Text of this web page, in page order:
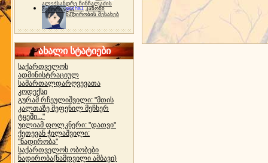
ალექსანდრე ჩინჩალაძის
მემორიალიgocha1 კანონი
ნადირობის შესახებ
ახალი სტატიები
საქართველოს
ადმინისტრაციულ
სამართალდარღვევათა
კოდექსი
გურამ რჩეულიშვილი: "მთის
კალთაზე შეფენილ მეჩხერ
ტყეში..."
უილიამ ფოლკნერი: "დათვი"
ქეთევან ჭილაშვილი:
"ნადირობა"
საქართველოს ობობები
ნადირობა(ნამდვილი ამბავი)